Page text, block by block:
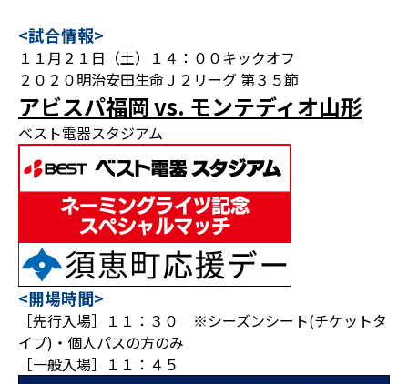
<試合情報>
１１月２１日（土）１４：００キックオフ
２０２０明治安田生命Ｊ２リーグ 第３５節
アビスパ福岡 vs. モンテディオ山形
ベスト電器スタジアム
<開場時間>
［先行入場］１１：３０ ※シーズンシート(チケットタ
イプ)・個人パスの方のみ
［一般入場］１１：４５